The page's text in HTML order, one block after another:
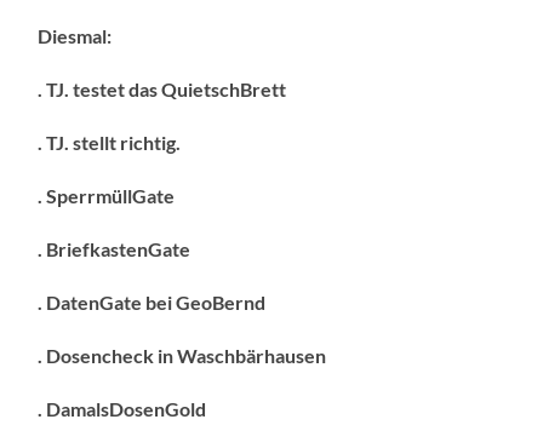
Diesmal:
. TJ. testet das QuietschBrett
. TJ. stellt richtig.
. SperrmüllGate
. BriefkastenGate
. DatenGate bei GeoBernd
. Dosencheck in Waschbärhausen
. DamalsDosenGold